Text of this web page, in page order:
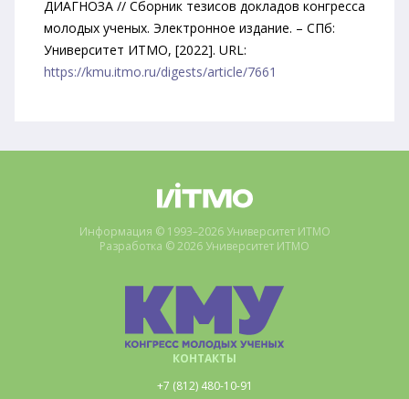
ДИАГНОЗА // Сборник тезисов докладов конгресса
молодых ученых. Электронное издание. – СПб:
Университет ИТМО, [2022]. URL:
https://kmu.itmo.ru/digests/article/7661
Информация © 1993–2026 Университет ИТМО
Разработка © 2026 Университет ИТМО
КОНТАКТЫ
+7 (812) 480-10-91